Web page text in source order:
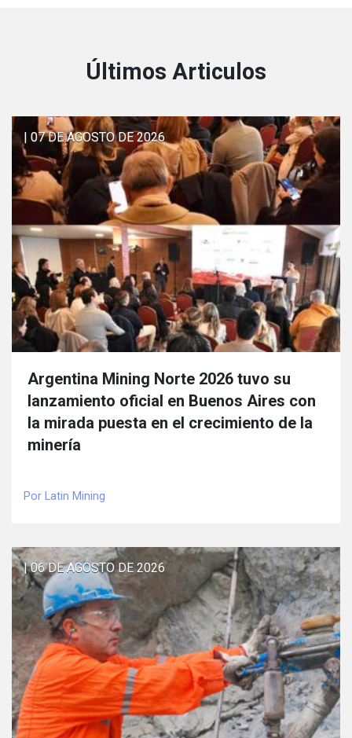
Últimos Articulos
| 07 DE AGOSTO DE 2026
Argentina Mining Norte 2026 tuvo su
lanzamiento oficial en Buenos Aires con
la mirada puesta en el crecimiento de la
minería
Por Latin Mining
| 06 DE AGOSTO DE 2026